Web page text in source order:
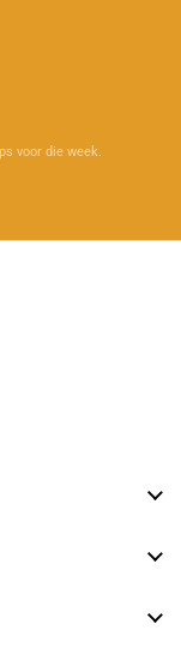
voor die week.